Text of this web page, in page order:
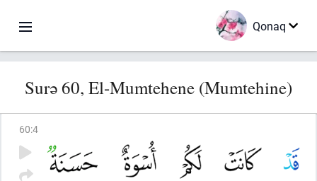
Qonaq
Surə 60, El-Mumtehene (Mumtehine)
60:4